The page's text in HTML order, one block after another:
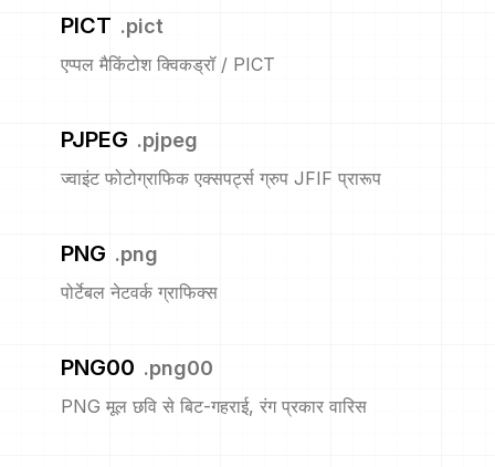
PICT .pict
एप्पल मैकिंटोश क्विकड्रॉ / PICT
PJPEG .pjpeg
ज्वाइंट फोटोग्राफिक एक्सपर्ट्स ग्रुप JFIF प्रारूप
PNG .png
पोर्टेबल नेटवर्क ग्राफिक्स
PNG00 .png00
PNG मूल छवि से बिट-गहराई, रंग प्रकार वारिस